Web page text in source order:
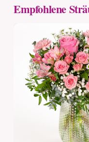
Empfohlene